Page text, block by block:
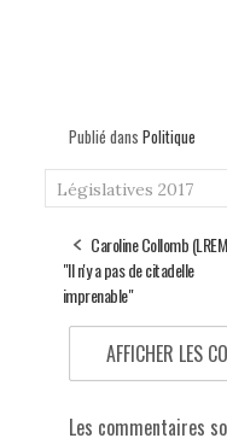
Publié dans Politique
Législatives 2017
Caroline Collomb
"Il n'y a pas de citadelle
imprenable"
AFFICHER LES
Les commentaires